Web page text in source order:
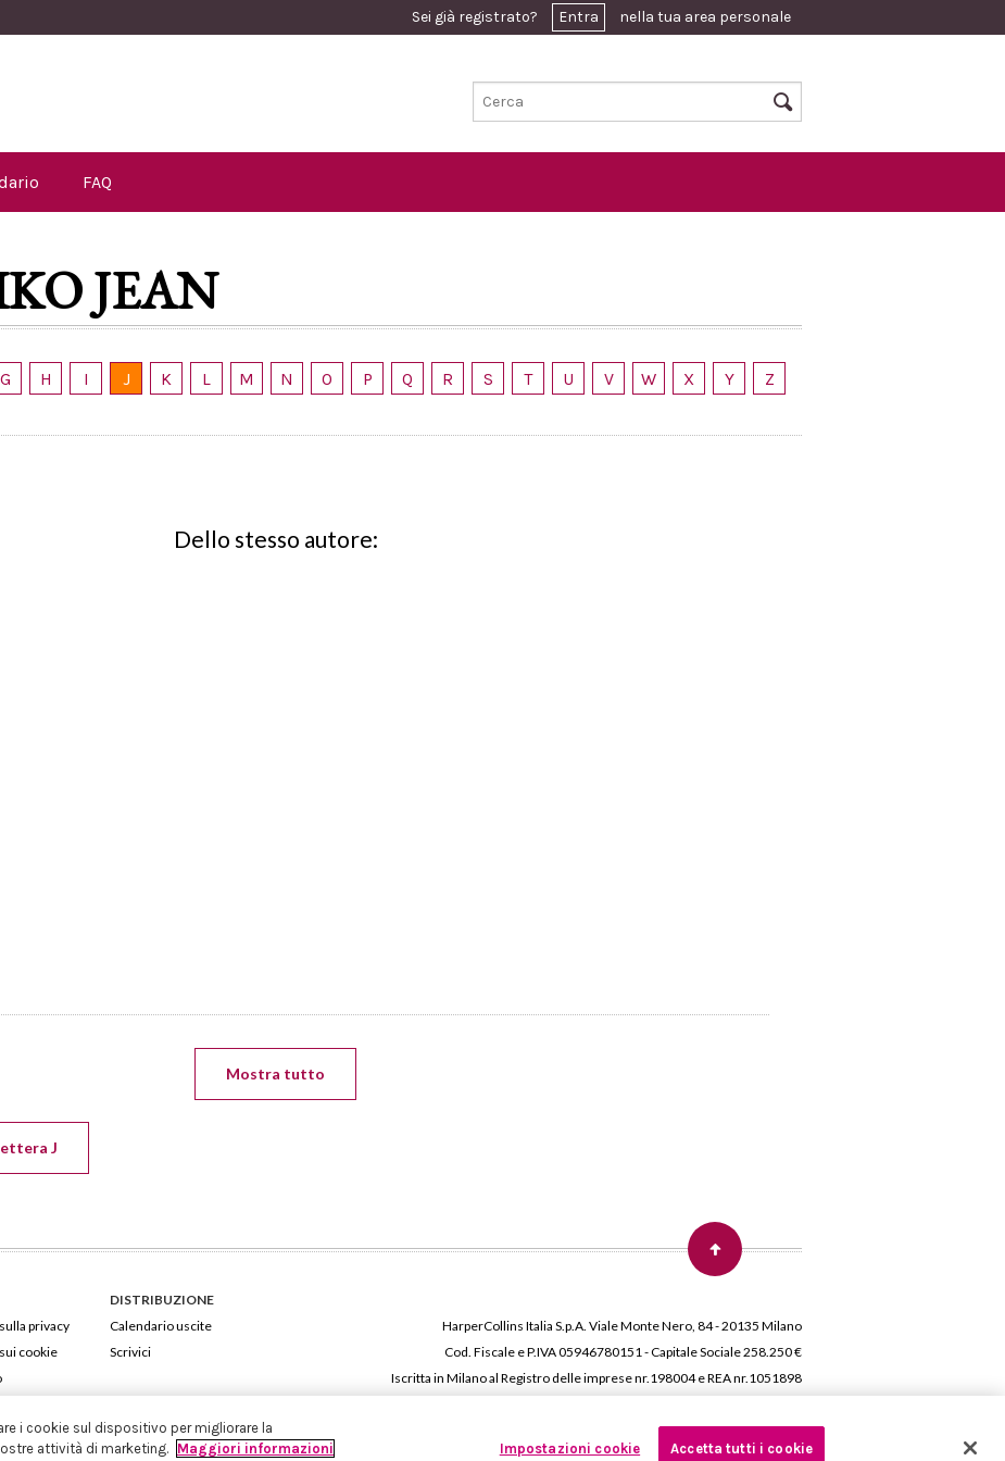
Sei già registrato? Entra nella tua area personale
FAQ
JEAN
G H I J K L M N O P Q R S T U V W X Y Z
Dello stesso autore:
Mostra tutto
J
privacy
cookie
DISTRIBUZIONE
Calendario uscite
Scrivici
HarperCollins Italia S.p.A. Viale Monte Nero, 84 - 20135 Milano
Cod. Fiscale e P.IVA 05946780151 - Capitale Sociale 258.250 €
Iscritta in Milano al Registro delle imprese nr.198004 e REA nr.1051898
i cookie sul dispositivo per migliorare la
attività di marketing. Maggiori informazioni Impostazioni cookie Accetta tutti i cookie